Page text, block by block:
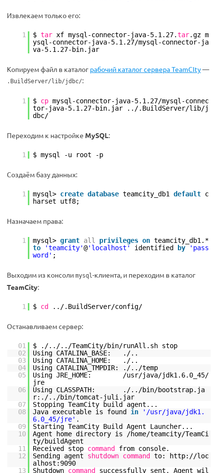
Извлекаем только его:
1 $ tar xf mysql-connector-java-5.1.27.tar.gz m
ysql-connector-java-5.1.27/mysql-connector-ja
va-5.1.27-bin.jar
Копируем файл в каталог рабочий каталог сервера TeamCIty—
.BuildServer/lib/jdbc/:
1 $ cp mysql-connector-java-5.1.27/mysql-connec
tor-java-5.1.27-bin.jar ../.BuildServer/lib/j
dbc/
Переходим к настройке MySQL:
1 $ mysql -u root -p
Создаём базу данных:
1 mysql> create database teamcity_db1 default c
harset utf8;
Назначаем права:
1 mysql> grant all privileges on teamcity_db1.*
to
'teamcity'@'localhost' identified by
'pass
word' ;
Выходим из консоли mysql-клиента, и переходим в каталог
TeamCity:
1 $ cd ../.BuildServer/config/
Останавливаем сервер:
01 $ ./../.. /TeamCity/bin/runAll .sh stop
02
Using CATALINA_BASE: ./..
03
Using CATALINA_HOME: ./..
04
Using CATALINA_TMPDIR: ./.. /temp
05
Using JRE_HOME: /usr/java/jdk1 .6.0_45/
jre
06
Using CLASSPATH: ./.. /bin/bootstrap.ja
r:./.. /bin/tomcat-juli .jar
07
Stopping TeamCity build agent...
08
Java executable is found in
'/usr/java/jdk1.
6.0_45/jre' .
09
Starting TeamCity Build Agent Launcher...
10
Agent home directory is
/home/teamcity/TeamCi
ty/buildAgent
11
Received stop command
from console.
12
Sending agent shutdown command to: http: //loc
alhost :9090
13
Shutdown command
successfully sent. Agent wil